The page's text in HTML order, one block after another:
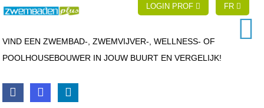
LOGIN PROF FR
VIND EEN ZWEMBAD-, ZWEMVIJVER-, WELLNESS- OF
POOLHOUSEBOUWER IN JOUW BUURT EN VERGELIJK!